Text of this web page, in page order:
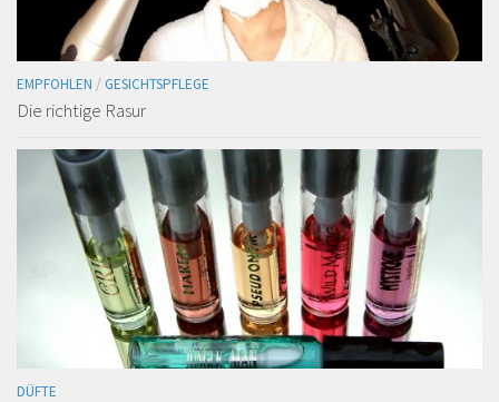
EMPFOHLEN / GESICHTSPFLEGE
Die richtige Rasur
DÜFTE